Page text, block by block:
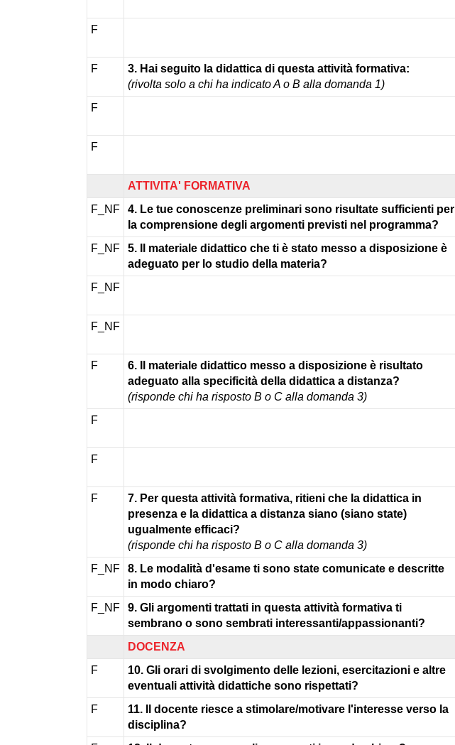
F
F
3. Hai seguito la didattica di questa attività formativa:
(rivolta solo a chi ha indicato A o B alla domanda 1)
F
F
ATTIVITA' FORMATIVA
F_NF
4. Le tue conoscenze preliminari sono risultate sufficienti per
la comprensione degli argomenti previsti nel programma?
F_NF
5. Il materiale didattico che ti è stato messo a disposizione è
adeguato per lo studio della materia?
F_NF
F_NF
F
6. Il materiale didattico messo a disposizione è risultato
adeguato alla specificità della didattica a distanza?
(risponde chi ha risposto B o C alla domanda 3)
F
F
F
7. Per questa attività formativa, ritieni che la didattica in
presenza e la didattica a distanza siano (siano state)
ugualmente efficaci?
(risponde chi ha risposto B o C alla domanda 3)
F_NF
8. Le modalità d'esame ti sono state comunicate e descritte
in modo chiaro?
F_NF
9. Gli argomenti trattati in questa attività formativa ti
sembrano o sono sembrati interessanti/appassionanti?
DOCENZA
F
10. Gli orari di svolgimento delle lezioni, esercitazioni e altre
eventuali attività didattiche sono rispettati?
F
11. Il docente riesce a stimolare/motivare l'interesse verso la
disciplina?